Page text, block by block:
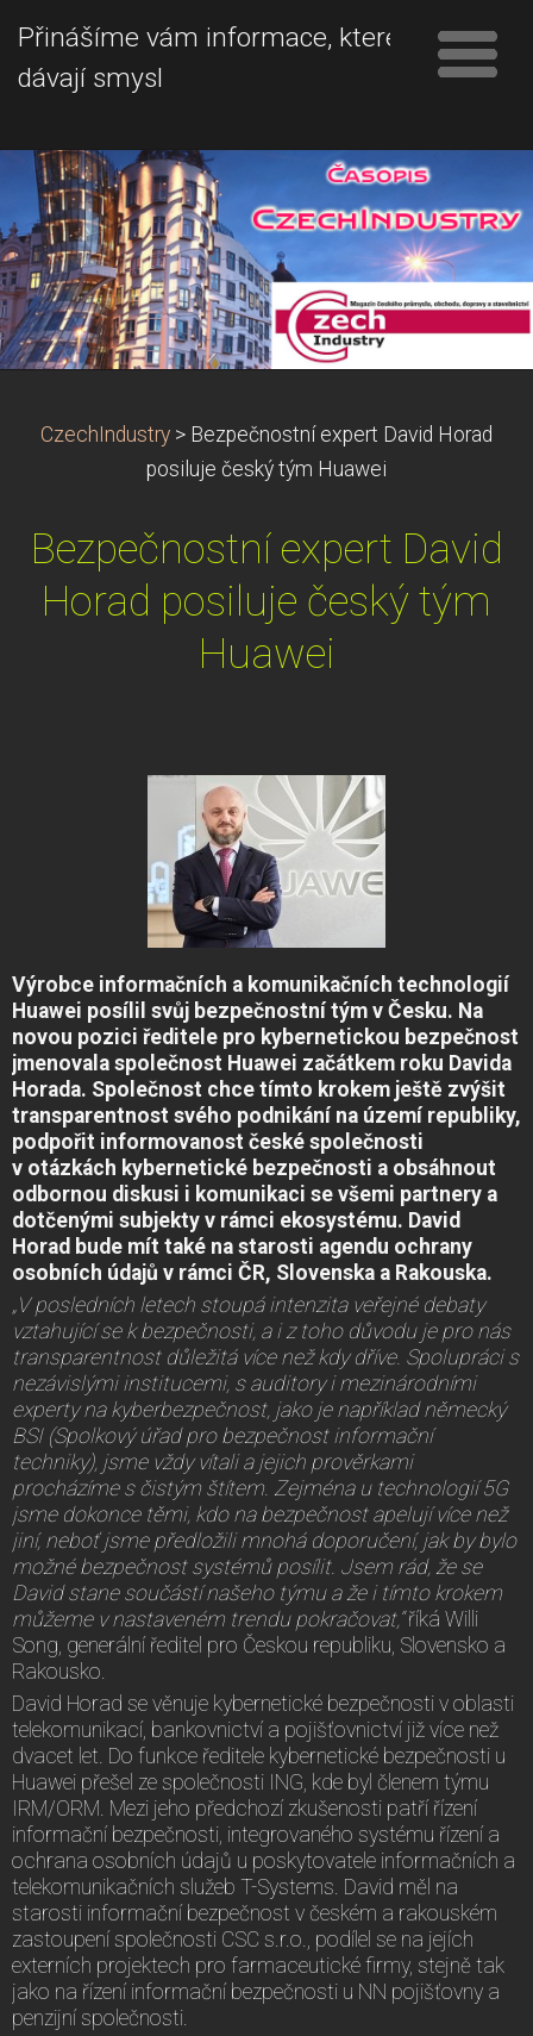
Přinášíme vám informace, které
dávají smysl
CzechIndustry > Bezpečnostní expert David Horad
posiluje český tým Huawei
Bezpečnostní expert David
Horad posiluje český tým
Huawei
Výrobce informačních a komunikačních technologií
Huawei posílil svůj bezpečnostní tým v Česku. Na
novou pozici ředitele pro kybernetickou bezpečnost
jmenovala společnost Huawei začátkem roku Davida
Horada. Společnost chce tímto krokem ještě zvýšit
transparentnost svého podnikání na území republiky,
podpořit informovanost české společnosti
v otázkách kybernetické bezpečnosti a obsáhnout
odbornou diskusi i komunikaci se všemi partnery a
dotčenými subjekty v rámci ekosystému. David
Horad bude mít také na starosti agendu ochrany
osobních údajů v rámci ČR, Slovenska a Rakouska.
„V posledních letech stoupá intenzita veřejné debaty
vztahující se k bezpečnosti, a i z toho důvodu je pro nás
transparentnost důležitá více než kdy dříve. Spolupráci s
nezávislými institucemi, s auditory i mezinárodními
experty na kyberbezpečnost, jako je například německý
BSI (Spolkový úřad pro bezpečnost informační
techniky), jsme vždy vítali a jejich prověrkami
procházíme s čistým štítem. Zejména u technologií 5G
jsme dokonce těmi, kdo na bezpečnost apelují více než
jiní, neboť jsme předložili mnohá doporučení, jak by bylo
možné bezpečnost systémů posílit. Jsem rád, že se
David stane součástí našeho týmu a že i tímto krokem
můžeme v nastaveném trendu pokračovat,“říká Willi
Song, generální ředitel pro Českou republiku, Slovensko a
Rakousko.
David Horad se věnuje kybernetické bezpečnosti v oblasti
telekomunikací, bankovnictví a pojišťovnictví již více než
dvacet let. Do funkce ředitele kybernetické bezpečnosti u
Huawei přešel ze společnosti ING, kde byl členem týmu
IRM/ORM. Mezi jeho předchozí zkušenosti patří řízení
informační bezpečnosti, integrovaného systému řízení a
ochrana osobních údajů u poskytovatele informačních a
telekomunikačních služeb T-Systems. David měl na
starosti informační bezpečnost v českém a rakouském
zastoupení společnosti CSC s.r.o., podílel se na jejích
externích projektech pro farmaceutické firmy, stejně tak
jako na řízení informační bezpečnosti u NN pojišťovny a
penzijní společnosti.